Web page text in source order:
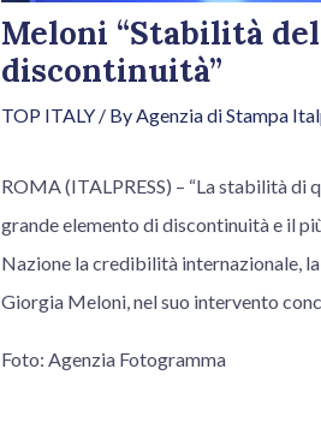
Meloni “Stabilità
discontinuità”
TOP ITALY/ By Agenzia di Stampa
ROMA (ITALPRESS) – “La stabilità
grande elemento di discontinuità e il
Nazione la credibilità internazionale,
Giorgia Meloni, nel suo intervento
Foto: Agenzia Fotogramma